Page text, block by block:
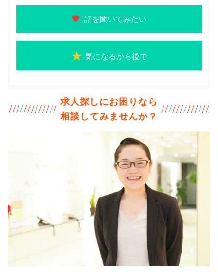
話を聞いてみたい
気になるから後で
求人探しにお困りなら
相談してみませんか？